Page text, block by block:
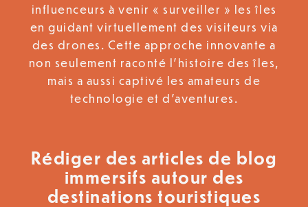
influenceurs à venir « surveiller » les îles
en guidant virtuellement des visiteurs via
des drones. Cette approche innovante a
non seulement raconté l’histoire des îles,
mais a aussi captivé les amateurs de
technologie et d’aventures.
Rédiger des articles de blog
immersifs autour des
destinations touristiques